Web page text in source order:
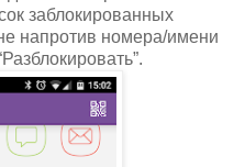
заблокированных
напротив номера/имени